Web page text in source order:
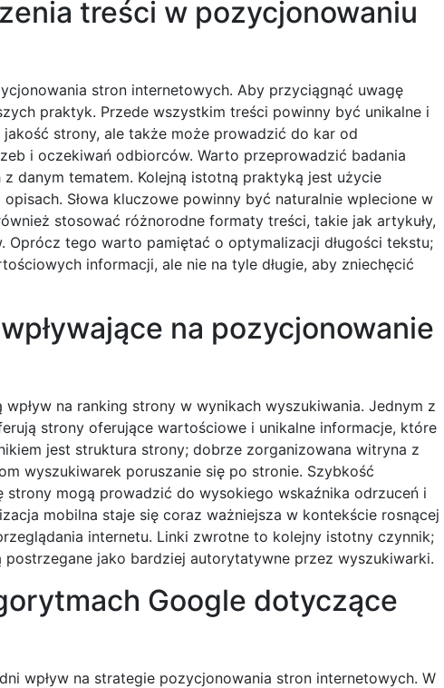
treści w pozycjonowaniu
stron internetowych. Aby przyciągnąć uwagę
praktyk. Przede wszystkim treści powinny być unikalne i
strony, ale także może prowadzić do kar od
i oczekiwań odbiorców. Warto przeprowadzić badania
danym tematem. Kolejną istotną praktyką jest użycie
Słowa kluczowe powinny być naturalnie wplecione w
stosować różnorodne formaty treści, takie jak artykuły,
tego warto pamiętać o optymalizacji długości tekstu;
informacji, ale nie na tyle długie, aby zniechęcić
na pozycjonowanie
na ranking strony w wynikach wyszukiwania. Jednym z
strony oferujące wartościowe i unikalne informacje, które
jest struktura strony; dobrze zorganizowana witryna z
wyszukiwarek poruszanie się po stronie. Szybkość
strony mogą prowadzić do wysokiego wskaźnika odrzuceń i
mobilna staje się coraz ważniejsza w kontekście rosnącej
internetu. Linki zwrotne to kolejny istotny czynnik;
jako bardziej autorytatywne przez wyszukiwarki.
Google dotyczące
wpływ na strategie pozycjonowania stron internetowych. W